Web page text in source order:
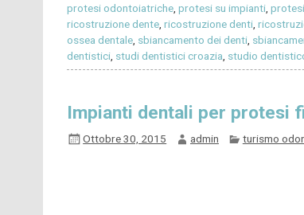
protesi odontoiatriche ,protesi su impianti ,
ricostruzione dente ,ricostruzione denti ,
ossea dentale sbiancamento dei denti
dentistici studi dentistici croazia studio
Impianti dentali per protesi
Ottobre 30, 2015 admin turismo